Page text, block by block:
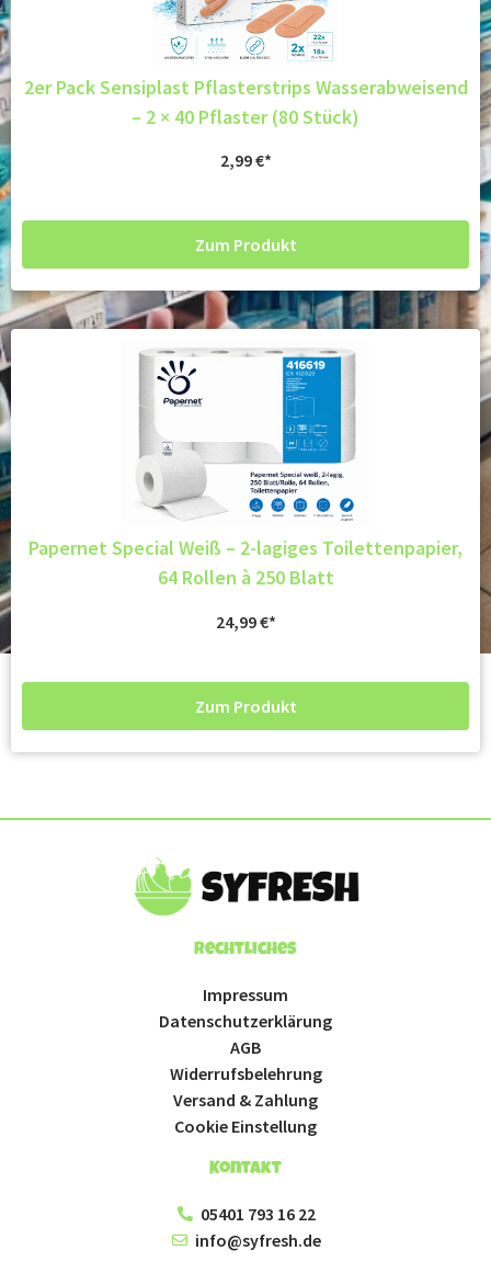
2er Pack Sensiplast Pflasterstrips Wasserabweisend
– 2 × 40 Pflaster (80 Stück)
2,99€
Zum Produkt
Papernet Special Weiß – 2-lagiges Toilettenpapier,
64 Rollen à 250 Blatt
24,99€
Zum Produkt
Rechtliches
Impressum
Datenschutzerklärung
AGB
Widerrufsbelehrung
Versand & Zahlung
Cookie Einstellung
Kontakt
05401 793 16 22
info@syfresh.de